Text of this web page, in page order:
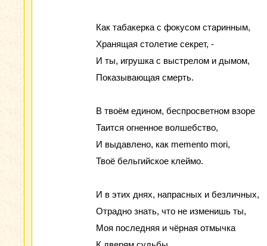
Как табакерка с фокусом старинным,
Хранящая столетие секрет, -
И ты, игрушка с выстрелом и дымом,
Показывающая смерть.
В твоём едином, беспросветном взоре
Таится огненное волшебство,
И выдавлено, как memento mori,
Твоё бельгийское клеймо.
И в этих днях, напрасных и безличных,
Отрадно знать, что не изменишь ты,
Моя последняя и чёрная отмычка